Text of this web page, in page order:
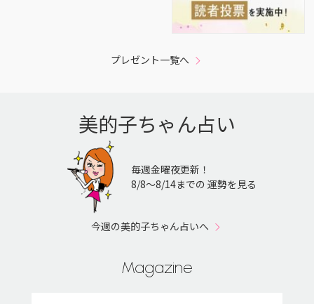
プレゼント一覧へ
美的子ちゃん占い
毎週金曜夜更新！
8/8〜8/14までの 運勢を見る
今週の美的子ちゃん占いへ
Magazine